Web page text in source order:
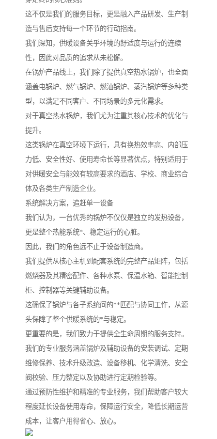
这不仅是我们的服务目标，更是融入产品研发、生产制
造与售后支持每一个环节的行动指南。
我们深知，供暖设备关乎环境的舒适度与运行的连续
性，因此对品质的追求从未松懈。
在锅炉产品线上，我们除了提供真空热水锅炉，也全面
涵盖电锅炉、燃气锅炉、燃油锅炉、蒸汽锅炉等多种类
型，以满足不同客户、不同场景的多元化需求。
对于真空热水锅炉，我们尤为注重其核心技术的优化与
提升。
这类锅炉在真空环境下运行，具有换热效率高、内部压
力低、安全性好、使用寿命长等显著优点，特别适用于
对供暖安全与能效有较高要求的酒店、学校、商业综合
体及各类生产制造企业。
系统解决方案，追赶单一设备
我们认为，一台优秀的锅炉不仅仅是独立的发热设备，
更是整个热能系统*、稳定运行的心脏。
因此，我们的角色远不止于设备制造商。
我们提供从核心主机到配套系统的完整产品矩阵，包括
燃烧器及其精密配件、各种水泵、保温水箱、智能控制
柜、控制器等关键辅助设备。
这确保了锅炉与各子系统间的**匹配与协同工作，从源
头保障了整个供暖系统的*与稳定。
更重要的是，我们致力于提供全生命周期的服务支持。
我们的专业服务涵盖锅炉及辅助设备的安装调试、定期
维修保养、技术升级改造、设备移机、化学清洗、安全
阀校验、压力整定以及协助进行定期检验等。
通过预防性维护和精准的专业服务，我们帮助客户较大
程度延长设备使用寿命，保障运行安全，降低长期运营
成本，让客户用得省心、放心。